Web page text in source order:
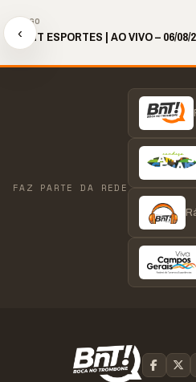
‹
7 AGO
🎙️ BNT ESPORTES | AO VIVO – 06/08/
FAZ PARTE DA REDE